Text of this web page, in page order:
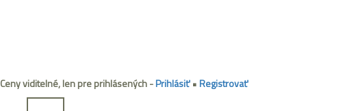
Ceny viditelné, len pre prihlásených -Prihlásiť•Registrovať